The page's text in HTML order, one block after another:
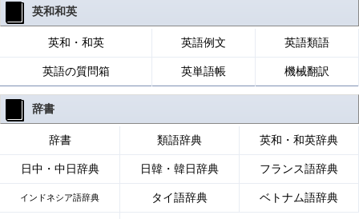
英和和英
英和・和英 英語例文 英語類語
英語の質問箱 英単語帳 機械翻訳
辞書
辞書 類語辞典 英和・和英辞典
日中・中日辞典 日韓・韓日辞典 フランス語辞典
インドネシア語辞典 タイ語辞典 ベトナム語辞典